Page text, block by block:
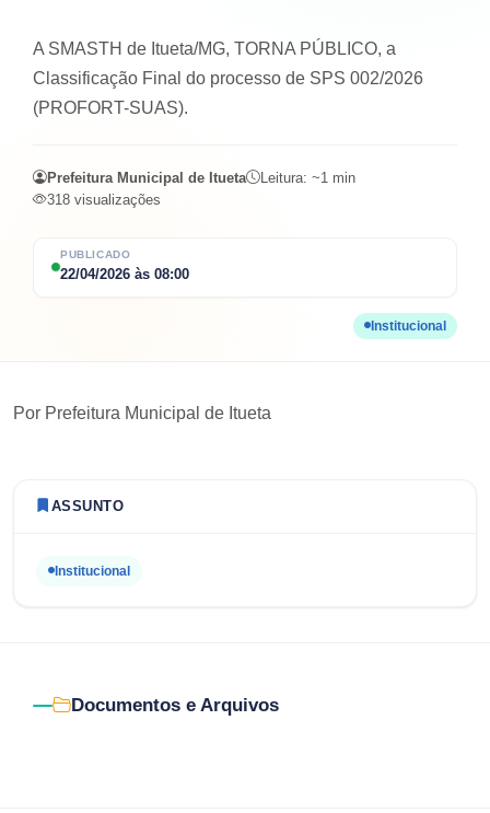
PUBLICADO
22/04/2026 às 08:00
Institucional
A SMASTH de Itueta/MG, TORNA PÚBLICO, a
Classificação Final do processo de SPS 002/2026
(PROFORT-SUAS).
Prefeitura Municipal de Itueta Leitura: ~1 min
318 visualizações
Por Prefeitura Municipal de Itueta
ASSUNTO
Institucional
Documentos e Arquivos